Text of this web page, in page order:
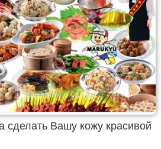
сделать Вашу кожу красивой